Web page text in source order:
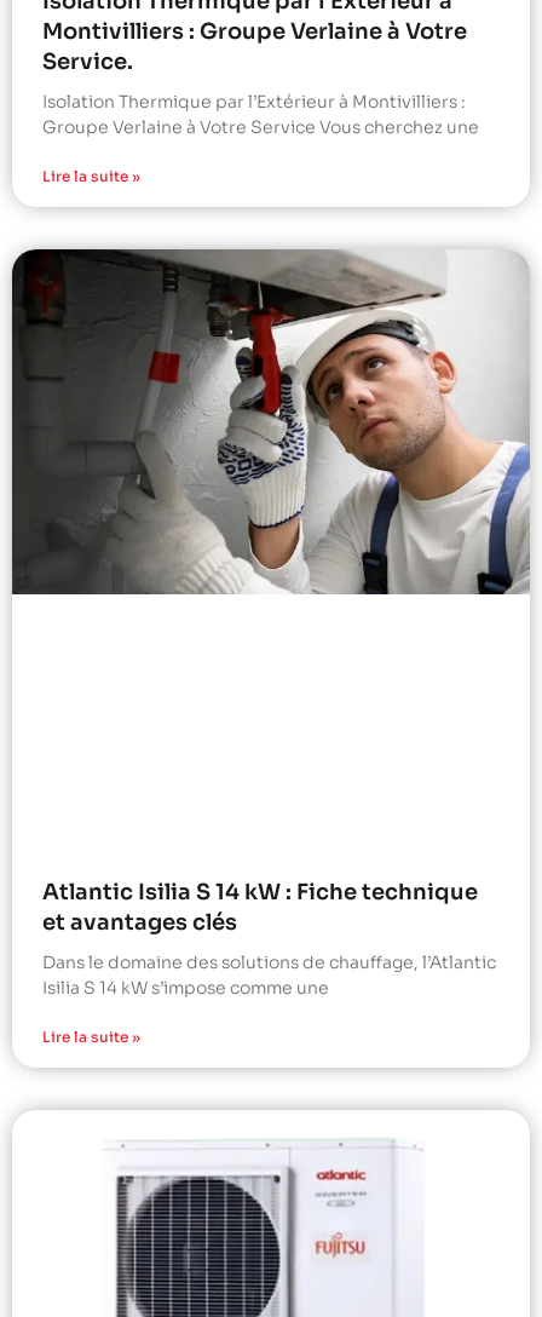
Montivilliers : Groupe Verlaine à Votre
Service.
Isolation Thermique par l’Extérieur à Montivilliers :
Groupe Verlaine à Votre Service Vous cherchez une
Lire la suite »
Atlantic Isilia S 14 kW : Fiche technique
et avantages clés
Dans le domaine des solutions de chauffage, l’Atlantic
Isilia S 14 kW s’impose comme une
Lire la suite »